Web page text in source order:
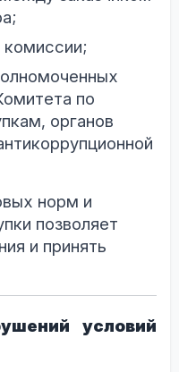
комиссии;
по
органов
норм и
позволяет
и принять
условий